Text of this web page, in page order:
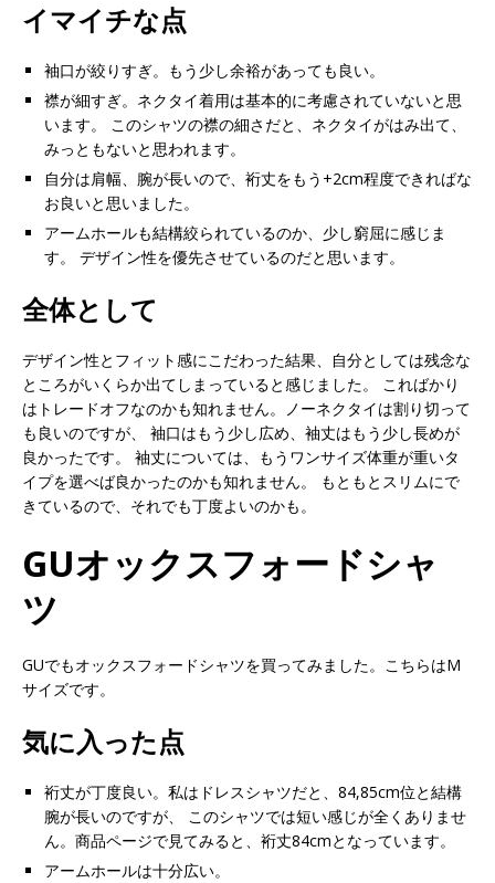
イマイチな点
袖口が絞りすぎ。もう少し余裕があっても良い。
襟が細すぎ。ネクタイ着用は基本的に考慮されていないと思
います。 このシャツの襟の細さだと、ネクタイがはみ出て、
みっともないと思われます。
自分は肩幅、腕が長いので、裄丈をもう+2cm程度できればな
お良いと思いました。
アームホールも結構絞られているのか、少し窮屈に感じま
す。 デザイン性を優先させているのだと思います。
全体として
デザイン性とフィット感にこだわった結果、自分としては残念な
ところがいくらか出てしまっていると感じました。 こればかり
はトレードオフなのかも知れません。ノーネクタイは割り切って
も良いのですが、 袖口はもう少し広め、袖丈はもう少し長めが
良かったです。 袖丈については、もうワンサイズ体重が重いタ
イプを選べば良かったのかも知れません。 もともとスリムにで
きているので、それでも丁度よいのかも。
GUオックスフォードシャ
ツ
GUでもオックスフォードシャツを買ってみました。こちらはM
サイズです。
気に入った点
裄丈が丁度良い。私はドレスシャツだと、84,85cm位と結構
腕が長いのですが、 このシャツでは短い感じが全くありませ
ん。商品ページで見てみると、裄丈84cmとなっています。
アームホールは十分広い。